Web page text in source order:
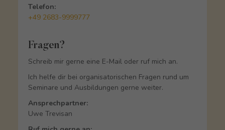
Telefon:
+49 2683-9999777
Fragen?
Schreib mir gerne eine E-Mail oder ruf mich an.
Ich helfe dir bei organisatorischen Fragen rund um
Seminare und Ausbildungen gerne weiter.
Ansprechpartner:
Uwe Trevisan